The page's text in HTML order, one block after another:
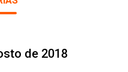
de 2018